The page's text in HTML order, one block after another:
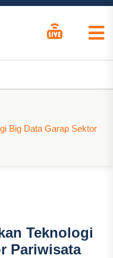
Big Data Garap Sektor
Teknologi
Pariwisata